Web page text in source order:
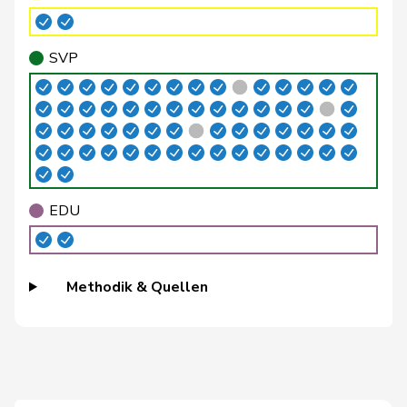
Brenzikofer Florence GRÜNE G
BL
Brizzi
Simona SP S AG
Büchel
Roland
Rino
SVP V
Buffat Michaël SVP V VD
Bühler Manfred SVP V
BE
Marbach
Christine
SVP
EDU
Methodik & Quellen